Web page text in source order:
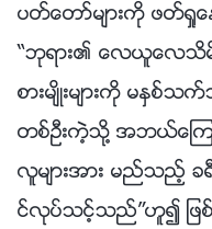
ပတ္ေတာ္မ်ားကို ဖတ္ရႈ
“ဘုရား၏ ေလယူေလ
စားမ်ိဳးမ်ားကို မႏွစ္
တစ္ဦးကဲ့သို႔ အဘယ္ေၾက
လူမ်ားအား မည္သည့္ ခ
င္လုပ္သင့္သည္”ဟူ၍ ျဖ